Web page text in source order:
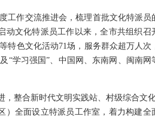
工作交流推进会，梳理首批文化特派员
文化特派员工作以来，全市共组织召
特色文化活动71场，服务群众超万人次
“学习强国”、中国网、东南网、闽南网
，整合新时代文明实践站、村级综合文
）全面设立特派员工作室，着力构建全